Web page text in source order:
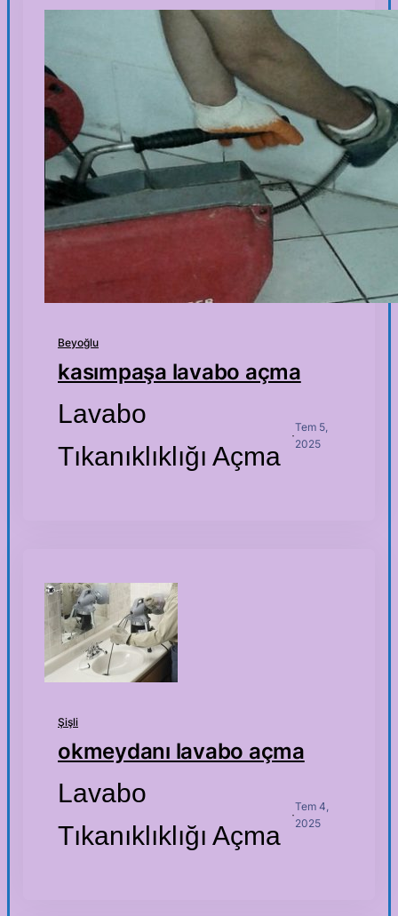
Beyoğlu
kasımpaşa lavabo açma
Lavabo
Tıkanıklıklığı Açma
·
Tem 5,
2025
Şişli
okmeydanı lavabo açma
Lavabo
Tıkanıklıklığı Açma
·
Tem 4,
2025